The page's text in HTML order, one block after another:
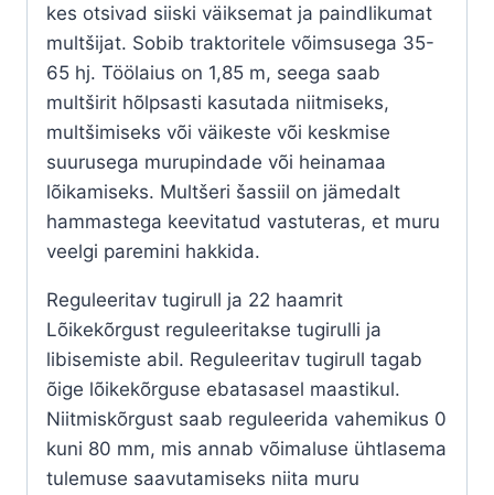
kes otsivad siiski väiksemat ja paindlikumat
multšijat. Sobib traktoritele võimsusega 35-
65 hj. Töölaius on 1,85 m, seega saab
multširit hõlpsasti kasutada niitmiseks,
multšimiseks või väikeste või keskmise
suurusega murupindade või heinamaa
lõikamiseks. Multšeri šassiil on jämedalt
hammastega keevitatud vastuteras, et muru
veelgi paremini hakkida.
Reguleeritav tugirull ja 22 haamrit
Lõikekõrgust reguleeritakse tugirulli ja
libisemiste abil. Reguleeritav tugirull tagab
õige lõikekõrguse ebatasasel maastikul.
Niitmiskõrgust saab reguleerida vahemikus 0
kuni 80 mm, mis annab võimaluse ühtlasema
tulemuse saavutamiseks niita muru